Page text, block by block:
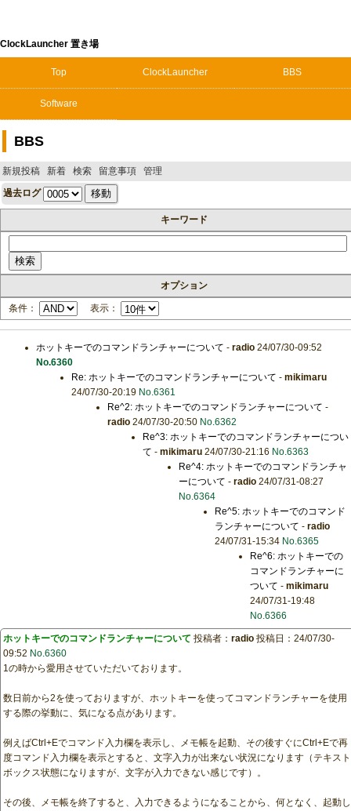
ClockLauncher 置き場
Top ClockLauncher BBS
Software
BBS
新規投稿 新着 検索 留意事項 管理
過去ログ
キーワード
オプション
条件： 表示：
ホットキーでのコマンドランチャーについて - radio24/07/30-09:52
No.6360
Re: ホットキーでのコマンドランチャーについて -mikimaru
24/07/30-20:19 No.6361
Re^2: ホットキーでのコマンドランチャーについて -
radio24/07/30-20:50 No.6362
Re^3: ホットキーでのコマンドランチャーについ
て -mikimaru 24/07/30-21:16 No.6363
Re^4: ホットキーでのコマンドランチャ
ーについて - radio24/07/31-08:27
No.6364
Re^5: ホットキーでのコマンド
ランチャーについて - radio
24/07/31-15:34 No.6365
Re^6: ホットキーでの
コマンドランチャーに
ついて -mikimaru
24/07/31-19:48
No.6366
ホットキーでのコマンドランチャーについて 投稿者： radio 投稿日：24/07/30-
09:52 No.6360
1の時から愛用させていただいております。
数日前から2を使っておりますが、ホットキーを使ってコマンドランチャーを使用
する際の挙動に、気になる点があります。
例えばCtrl+Eでコマンド入力欄を表示し、メモ帳を起動、その後すぐにCtrl+Eで再
度コマンド入力欄を表示とすると、文字入力が出来ない状況になります（テキスト
ボックス状態になりますが、文字が入力できない感じです）。
その後、メモ帳を終了すると、入力できるようになることから、何となく、起動し